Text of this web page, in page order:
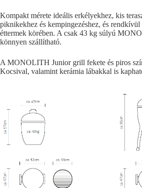
Kompakt mérete ideális erkélyekhez, kis
piknikekhez és kempingezéshez, és rendkívül
éttermek körében. A csak 43 kg súlyú
könnyen szállítható.
A MONOLITH Junior grill fekete és piros
Kocsival, valamint kerámia lábakkal is